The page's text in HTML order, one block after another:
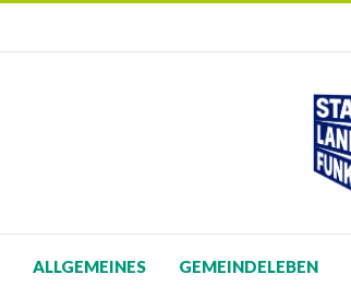
ALLGEMEINES GEMEINDELEBEN